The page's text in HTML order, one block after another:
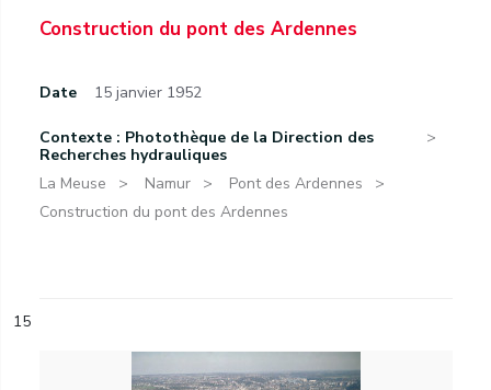
Construction du pont des Ardennes
Date 15 janvier 1952
Contexte : Photothèque de la Direction des
Recherches hydrauliques
La Meuse
Namur
Pont des Ardennes
Construction du pont des Ardennes
15